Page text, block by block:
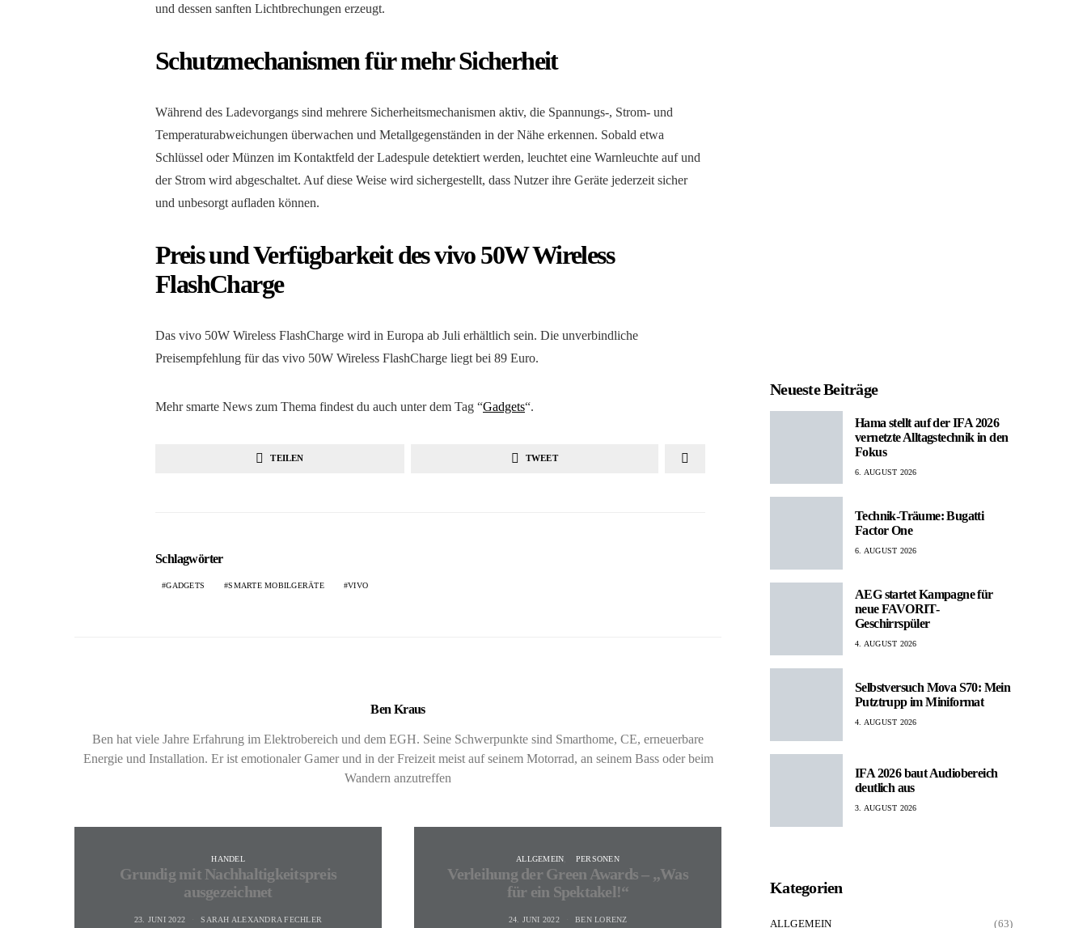
und dessen sanften Lichtbrechungen erzeugt.
Schutzmechanismen für mehr Sicherheit
Während des Ladevorgangs sind mehrere Sicherheitsmechanismen aktiv, die Spannungs-, Strom- und
Temperaturabweichungen überwachen und Metallgegenständen in der Nähe erkennen. Sobald etwa
Schlüssel oder Münzen im Kontaktfeld der Ladespule detektiert werden, leuchtet eine Warnleuchte auf und
der Strom wird abgeschaltet. Auf diese Weise wird sichergestellt, dass Nutzer ihre Geräte jederzeit sicher
und unbesorgt aufladen können.
Preis und Verfügbarkeit des vivo 50W Wireless
FlashCharge
Das vivo 50W Wireless FlashCharge wird in Europa ab Juli erhältlich sein. Die unverbindliche
Preisempfehlung für das vivo 50W Wireless FlashCharge liegt bei 89 Euro.
Mehr smarte News zum Thema findest du auch unter dem Tag “Gadgets“.
TEILEN TWEET
Schlagwörter
GADGETS SMARTE MOBILGERÄTE VIVO
Ben Kraus
Ben hat viele Jahre Erfahrung im Elektrobereich und dem EGH. Seine Schwerpunkte sind Smarthome, CE, erneuerbare
Energie und Installation. Er ist emotionaler Gamer und in der Freizeit meist auf seinem Motorrad, an seinem Bass oder beim
Wandern anzutreffen
HANDEL
Grundig mit Nachhaltigkeitspreis
ausgezeichnet
23. JUNI 2022 SARAH ALEXANDRA FECHLER
ALLGEMEIN PERSONEN
Verleihung der Green Awards – „Was
für ein Spektakel!“
24. JUNI 2022 BEN LORENZ
Neueste Beiträge
Hama stellt auf der IFA 2026
vernetzte Alltagstechnik in den
Fokus
6. AUGUST 2026
Technik-Träume: Bugatti
Factor One
6. AUGUST 2026
AEG startet Kampagne für
neue FAVORIT-
Geschirrspüler
4. AUGUST 2026
Selbstversuch Mova S70: Mein
Putztrupp im Miniformat
4. AUGUST 2026
IFA 2026 baut Audiobereich
deutlich aus
3. AUGUST 2026
Kategorien
ALLGEMEIN (63)